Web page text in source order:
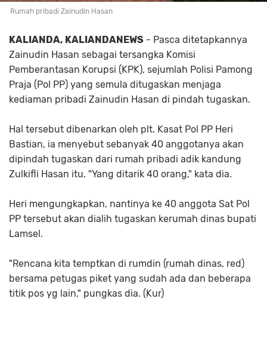
Rumah pribadi Zainudin Hasan
KALIANDA, KALIANDANEWS - Pasca ditetapkannya
Zainudin Hasan sebagai tersangka Komisi
Pemberantasan Korupsi (KPK), sejumlah Polisi Pamong
Praja (Pol PP) yang semula ditugaskan menjaga
kediaman pribadi Zainudin Hasan di pindah tugaskan.
Hal tersebut dibenarkan oleh plt. Kasat Pol PP Heri
Bastian, ia menyebut sebanyak 40 anggotanya akan
dipindah tugaskan dari rumah pribadi adik kandung
Zulkifli Hasan itu. "Yang ditarik 40 orang," kata dia.
Heri mengungkapkan, nantinya ke 40 anggota Sat Pol
PP tersebut akan dialih tugaskan kerumah dinas bupati
Lamsel.
"Rencana kita temptkan di rumdin (rumah dinas, red)
bersama petugas piket yang sudah ada dan beberapa
titik pos yg lain," pungkas dia. (Kur)